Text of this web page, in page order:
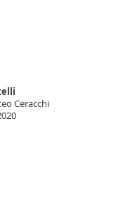
Ceracchi